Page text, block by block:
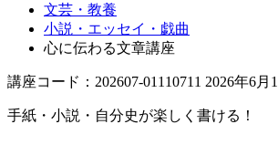
文芸・教養
小説・エッセイ・戯曲
心に伝わる文章講座
講座コード：202607-01110711 2026年6月
手紙・小説・自分史が楽しく書ける！